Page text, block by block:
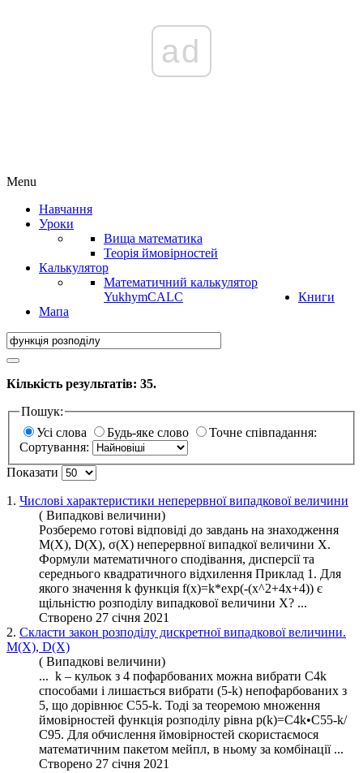
ad
Menu
Навчання
Уроки
Вища математика
Теорія ймовірностей
Калькулятор
Математичний калькулятор
YukhymCALC
Книги
Мапа
Кількість результатів: 35.
Пошук:
Усі слова
Будь-яке слово
Точне співпадання:
Сортування:
Показати
1. Числові характеристики неперервної випадкової величини
( Випадкові величини)
Розберемо готові відповіді до завдань на знаходження
M(X), D(X), σ(X) неперервної випадкої величини X.
Формули математичного сподівання, дисперсії та
середнього квадратичного відхилення Приклад 1. Для
якого значення k функція f(x)=k*exp(-(x^2+4x+4)) є
щільністю розподілу випадкової величини Х? ...
Створено 27 січня 2021
2. Скласти закон розподілу дискретної випадкової величини.
M(Х), D(Х)
( Випадкові величини)
... k – кульок з 4 пофарбованих можна вибрати С4k
способами і лишається вибрати (5-k) непофарбованих з
5, що дорівнює С55-k. Тоді за теоремою множення
ймовірностей функція розподілу рівна p(k)=С4k•С55-k/
С95. Для обчислення ймовірностей скористаємося
математичним пакетом мейпл, в ньому за комбінації ...
Створено 27 січня 2021